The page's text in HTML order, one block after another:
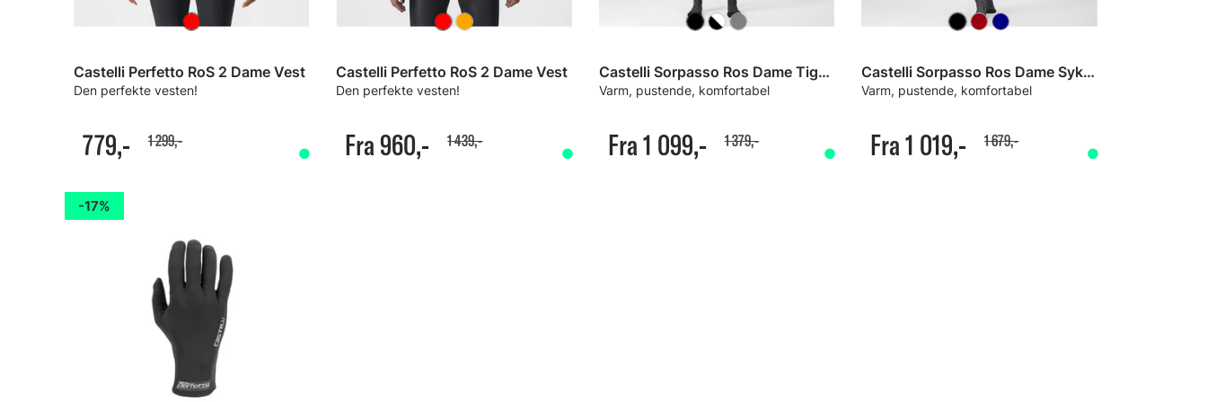
Castelli Perfetto RoS 2 Dame Vest
Den perfekte vesten!
779,- 1 299,-
Castelli Perfetto RoS 2 Dame Vest
Den perfekte vesten!
Fra 960,- 1 439,-
Castelli Sorpasso Ros Dame Tights
Varm, pustende, komfortabel
Fra 1 099,- 1 379,-
Castelli Sorpasso Ros Dame Sykkelbukse
Varm, pustende, komfortabel
Fra 1 019,- 1 679,-
17%